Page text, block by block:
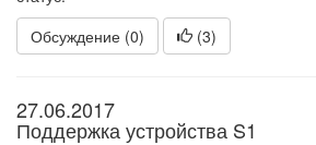
Обсуждение (0)
(3)
27.06.2017
Поддержка устройства S1